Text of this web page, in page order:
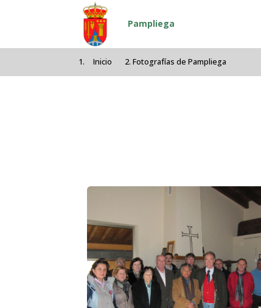
Pasar al contenido principal
Pampliega
Inicio Fotografías de Pampliega